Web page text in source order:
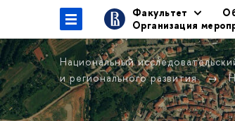
Факультет
Организация
Национальный
и регионального развития